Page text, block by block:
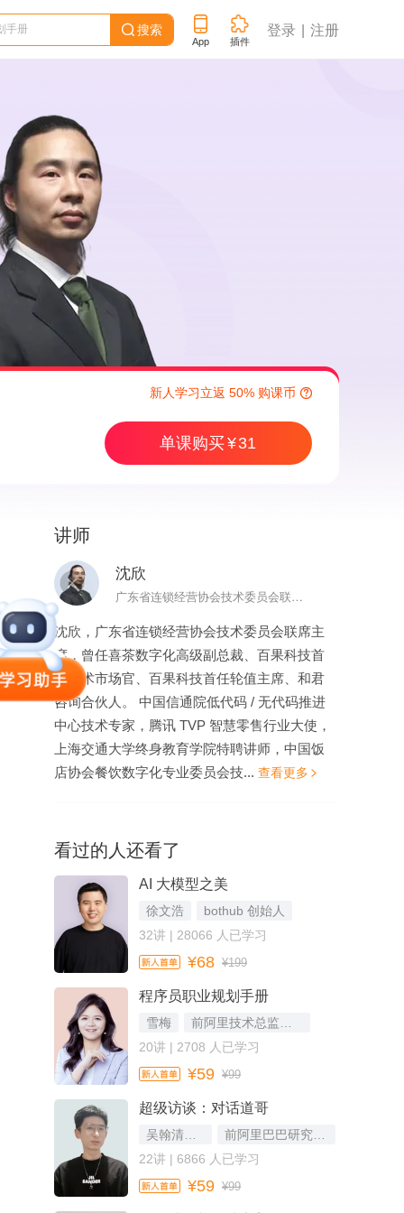
 搜索
App 插件
登录 注册
新人学习立返 50% 购课币 
单课购买 31
讲师
沈欣
广东省连锁经营协会技术委员会联席主席
沈欣，广东省连锁经营协会技术委员会联席主
席，曾任喜茶数字化高级副总裁、百果科技首
席技术市场官、百果科技首任轮值主席、和君
咨询合伙人。 中国信通院低代码 / 无代码推进
中心技术专家，腾讯 TVP 智慧零售行业大使，
上海交通大学终身教育学院特聘讲师，中国饭
店协会餐饮数字化专业委员会技... 查看更多 
看过的人还看了
AI 大模型之美
徐文浩
bothub 创始人
32讲 | 28066 人已学习
¥68 ¥199
程序员职业规划手册
雪梅
20讲 | 2708 人已学习
¥59 ¥99
超级访谈：对话道哥
22讲 | 6866 人已学习
¥59 ¥99